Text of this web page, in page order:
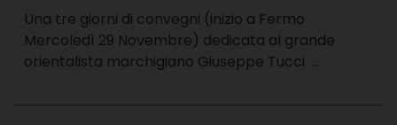
Una tre giorni di convegni (inizio a Fermo
Mercoledì 29 Novembre) dedicata al grande
orientalista marchigiano Giuseppe Tucci …